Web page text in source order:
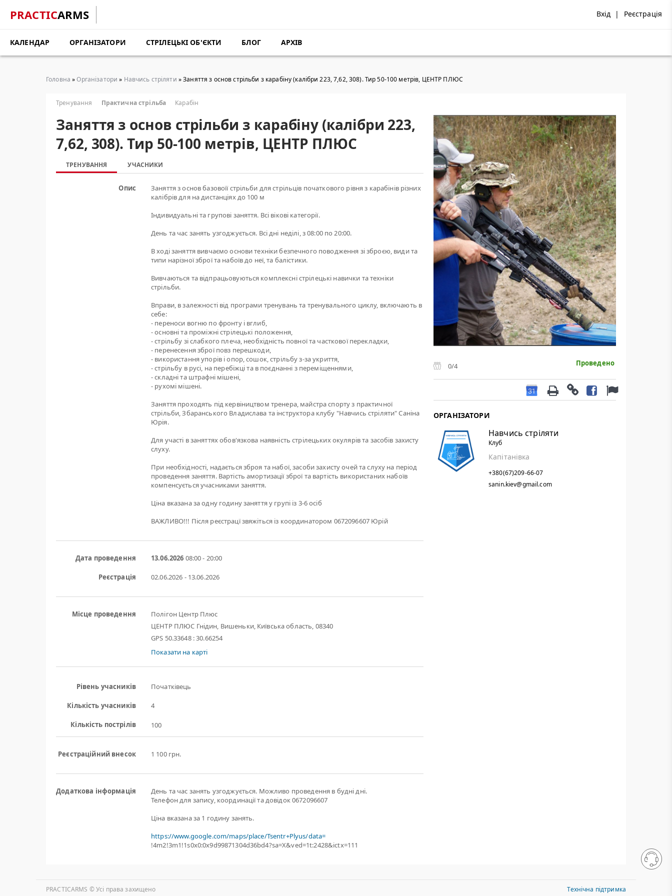
PRACTICARMS Вхід | Реєстрація
КАЛЕНДАР ОРГАНІЗАТОРИ СТРІЛЕЦЬКІ ОБ'ЄКТИ БЛОГ АРХІВ
Головна »Організатори » Навчись стріляти » Заняття з основ стрільби з карабіну (калібри 223, 7,62, 308). Тир 50-100 метрів, ЦЕНТР ПЛЮС
Тренування Практична стрільба Карабін
Заняття з основ стрільби з карабіну (калібри 223,
7,62, 308). Тир 50-100 метрів, ЦЕНТР ПЛЮС
ТРЕНУВАННЯ УЧАСНИКИ
Опис
Заняття з основ базовоїї стрільби для стрільців початкового рівня з карабінів різних
калібрів для на дистанціях до 100 м
Індивидуальні та групові заняття. Всі вікові категорії.
День та час занять узгоджується. Всі дні неділі, з 08:00 по 20:00.
В ході заняття вивчаємо основи техніки безпечного поводження зі зброєю, види та
типи нарізної зброї та набоїв до неї, та балістики.
Вивчаються та відпрацьовуються комплексні стрілецькі навички та техніки
стрільби.
Вправи, в залежності від програми тренувань та тренувального циклу, включають в
себе:
- переноси вогню по фронту і вглиб,
- основні та проміжні стрілецькі положення,
- стрільбу зі слабкого плеча, необхідність повної та часткової перекладки,
- перенесення зброї повз перешкоди,
- використання упорів і опор, сошок, стрільбу з-за укриття,
- стрільбу в русі, на перебіжці та в поєднанні з переміщеннями,
- складні та штрафні мішені,
- рухомі мішені.
Заняття проходять під кервіництвом тренера, майстра спорту з практичної
стрільби, Збаранського Владислава та інструктора клубу "Навчись стріляти" Саніна
Юрія.
Для участі в заняттях обов'язкова наявність стрілецьких окулярів та засобів захисту
слуху.
При необхідності, надається зброя та набої, засоби захисту очей та слуху на період
проведення заняття. Вартість амортизації зброї та вартість використаних набоїв
компенсується учасниками заняття.
Ціна вказана за одну годину заняття у групі із 3-6 осіб
ВАЖЛИВО!!! Після реєстрацї звяжіться із координатором 0672096607 Юрій
Дата проведення 13.06.2026 08:00 - 20:00
Реєстрація 02.06.2026 - 13.06.2026
Місце проведення
Полігон Центр Плюс
ЦЕНТР ПЛЮС Гнідин, Вишеньки, Київська область, 08340
GPS 50.33648 : 30.66254
Показати на карті
Рівень учасників Початківець
Кількість учасників 4
Кількість пострілів 100
Реєстраційний внесок 1 100 грн.
Додаткова інформація
День та час занять узгоджується. Можливо проведення в будні дні.
Телефон для запису, координації та довідок 0672096607
Ціна вказана за 1 годину занять.
https://www.google.com/maps/place/Tsentr+Plyus/data=
!4m2!3m1!1s0x0:0x9d99871304d36bd4?sa=X&ved=1t:2428&ictx=111
0/4 Проведено
ОРГАНІЗАТОРИ
Навчись стріляти
Клуб
Капітанівка
+380(67)209-66-07
sanin.kiev@gmail.com
PRACTICARMS © Уcі права захищено Технічна підтримка